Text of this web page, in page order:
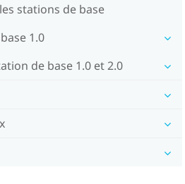
stations de base
1.0
de base 1.0 et 2.0